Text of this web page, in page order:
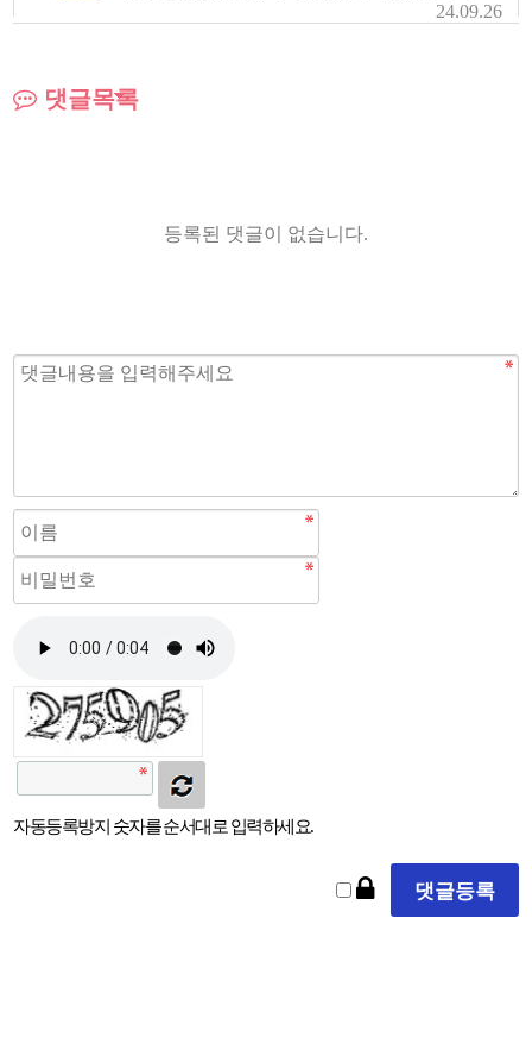
24.09.26
댓글목록
등록된 댓글이 없습니다.
자동등록방지 숫자를 순서대로 입력하세요.